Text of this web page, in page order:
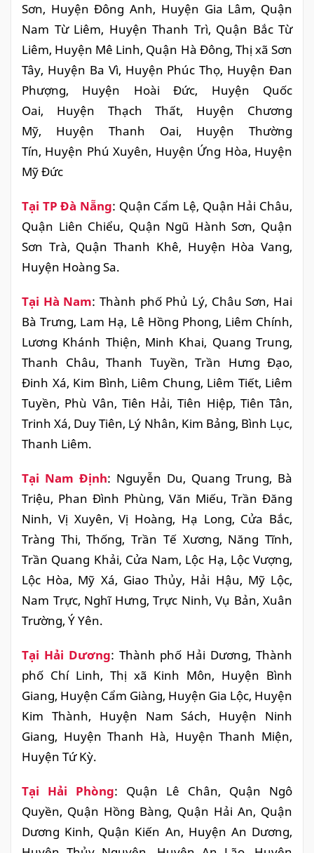
Sơn, Huyện Đông Anh, Huyện Gia Lâm, Quận
Nam Từ Liêm, Huyện Thanh Trì, Quận Bắc Từ
Liêm, Huyện Mê Linh, Quận Hà Đông, Thị xã Sơn
Tây, Huyện Ba Vì, Huyện Phúc Thọ, Huyện Đan
Phượng, Huyện Hoài Đức, Huyện Quốc
Oai, Huyện Thạch Thất, Huyện Chương
Mỹ, Huyện Thanh Oai, Huyện Thường
Tín, Huyện Phú Xuyên, Huyện Ứng Hòa, Huyện
Mỹ Đức
Tại TP Đà Nẵng: Quận Cẩm Lệ, Quận Hải Châu,
Quận Liên Chiểu, Quận Ngũ Hành Sơn, Quận
Sơn Trà, Quận Thanh Khê, Huyện Hòa Vang,
Huyện Hoàng Sa.
Tại Hà Nam: Thành phố Phủ Lý, Châu Sơn, Hai
Bà Trưng, ​​Lam Hạ, Lê Hồng Phong, Liêm Chính,
Lương Khánh Thiện, Minh Khai, Quang Trung,
Thanh Châu, Thanh Tuyền, Trần Hưng Đạo,
Đinh Xá, Kim Bình, Liêm Chung, Liêm Tiết, Liêm
Tuyền, Phù Vân, Tiên Hải, Tiên Hiệp, Tiên Tân,
Trinh Xá, Duy Tiên, Lý Nhân, Kim Bảng, Bình Lục,
Thanh Liêm.
Tại Nam Định: Nguyễn Du, Quang Trung, Bà
Triệu, Phan Đình Phùng, Văn Miếu, Trần Đăng
Ninh, Vị Xuyên, Vị Hoàng, Hạ Long, Cửa Bắc,
Tràng Thi, Thống, Trần Tế Xương, Năng Tĩnh,
Trần Quang Khải, Cửa Nam, Lộc Hạ, Lộc Vượng,
Lộc Hòa, Mỹ Xá, Giao Thủy, Hải Hậu, Mỹ Lộc,
Nam Trực, Nghĩ Hưng, Trực Ninh, Vụ Bản, Xuân
Trường, Ý Yên.
Tại Hải Dương: Thành phố Hải Dương, Thành
phố Chí Linh, Thị xã Kinh Môn, Huyện Bình
Giang, Huyện Cẩm Giàng, Huyện Gia Lộc, Huyện
Kim Thành, Huyện Nam Sách, Huyện Ninh
Giang, Huyện Thanh Hà, Huyện Thanh Miện,
Huyện Tứ Kỳ.
Tại Hải Phòng: Quận Lê Chân, Quận Ngô
Quyền, Quận Hồng Bàng, Quận Hải An, Quận
Dương Kinh, Quận Kiến An, Huyện An Dương,